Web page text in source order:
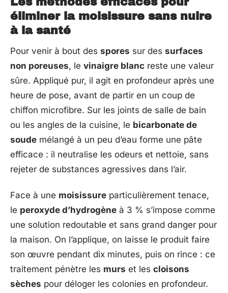
éliminer la moisissure sans nuire
à la santé
Pour venir à bout des spores sur des surfaces
non poreuses, le vinaigre blanc reste une valeur
sûre. Appliqué pur, il agit en profondeur après une
heure de pose, avant de partir en un coup de
chiffon microfibre. Sur les joints de salle de bain
ou les angles de la cuisine, le bicarbonate de
soude mélangé à un peu d’eau forme une pâte
efficace : il neutralise les odeurs et nettoie, sans
rejeter de substances agressives dans l’air.
Face à une moisissure particulièrement tenace,
le peroxyde d’hydrogène à 3 % s’impose comme
une solution redoutable et sans grand danger pour
la maison. On l’applique, on laisse le produit faire
son œuvre pendant dix minutes, puis on rince : ce
traitement pénètre les murs et les cloisons
sèches pour déloger les colonies en profondeur.